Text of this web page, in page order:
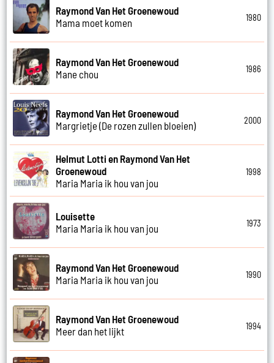
Raymond Van Het Groenewoud
Mama moet komen
1980
Raymond Van Het Groenewoud
Mane chou
1986
Raymond Van Het Groenewoud
Margrietje (De rozen zullen bloeien)
2000
Helmut Lotti en Raymond Van Het
Groenewoud
Maria Maria ik hou van jou
1998
Louisette
Maria Maria ik hou van jou
1973
Raymond Van Het Groenewoud
Maria Maria ik hou van jou
1990
Raymond Van Het Groenewoud
Meer dan het lijkt
1994